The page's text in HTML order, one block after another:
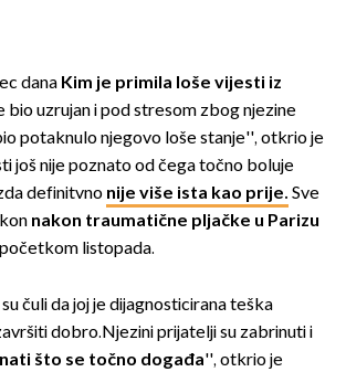
dana Kim je primila loše vijesti iz
bio uzrujan i pod stresom zbog njezine
potaknulo njegovo loše stanje'', otkrio je
još nije poznato od čega točno boluje
definitvno nije više ista kao prije. Sve
nakon traumatične pljačke u Parizu
listopada.
čuli da joj je dijagnosticirana teška
dobro.Njezini prijatelji su zabrinuti i
što se točno događa'', otkrio je